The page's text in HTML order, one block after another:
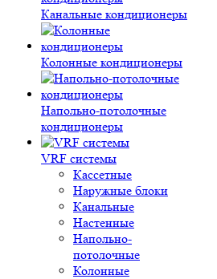
Канальные кондиционеры
Колонные кондиционеры
Напольно-потолочные
кондиционеры
VRF системы
Кассетные
Наружные блоки
Канальные
Настенные
Напольно-
потолочные
Колонные